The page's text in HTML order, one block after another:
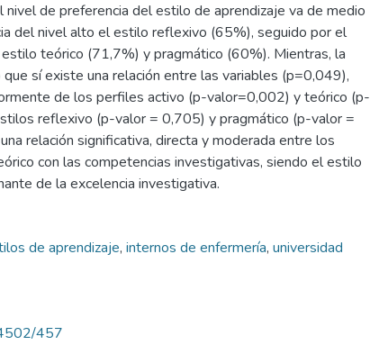
de preferencia del estilo de aprendizaje va de medio
del nivel alto el estilo reflexivo (65%), seguido por el
teórico (71,7%) y pragmático (60%). Mientras, la
sí existe una relación entre las variables (p=0,049),
de los perfiles activo (p-valor=0,002) y teórico (p-
reflexivo (p-valor = 0,705) y pragmático (p-valor =
relación significativa, directa y moderada entre los
con las competencias investigativas, siendo el estilo
de la excelencia investigativa.
de aprendizaje, internos de enfermería, universidad
457